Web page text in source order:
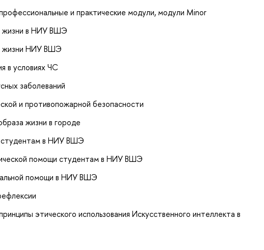
и практические модули, модули Minor
жизни в НИУ ВШЭ
жизни НИУ ВШЭ
в условиях ЧС
заболеваний
и противопожарной безопасности
жизни в городе
студентам в НИУ ВШЭ
помощи студентам в НИУ ВШЭ
помощи в НИУ ВШЭ
этического использования Искусственного интеллекта в